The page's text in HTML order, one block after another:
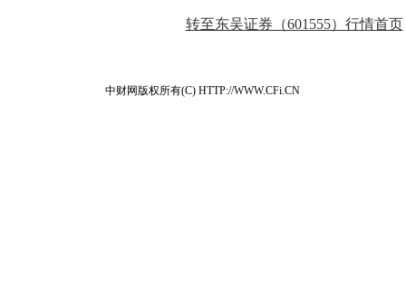
转至东吴证券（601555）行情首页
中财网版权所有(C) HTTP://WWW.CFi.CN